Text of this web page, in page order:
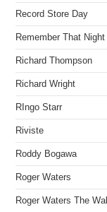
Record Store Day
Remember That Night
Richard Thompson
Richard Wright
RIngo Starr
Riviste
Roddy Bogawa
Roger Waters
Roger Waters The Wall